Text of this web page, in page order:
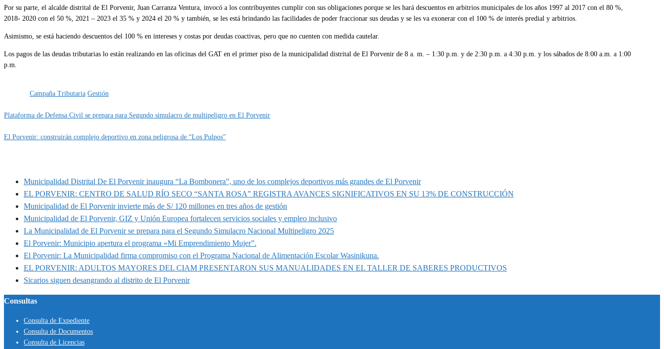
Por su parte, el alcalde distrital de El Porvenir, Juan Carranza Ventura, invocó a los contribuyentes cumplir con sus obligaciones porque se les hará descuentos en arbitrios municipales de los años 1997 al 2017 con el 80 %,
2018- 2020 con el 50 %, 2021 – 2023 el 35 % y 2024 el 20 % y también, se les está brindando las facilidades de poder fraccionar sus deudas y se les va exonerar con el 100 % de interés predial y arbitrios.
Asimismo, se está haciendo descuentos del 100 % en intereses y costas por deudas coactivas, pero que no cuenten con medida cautelar.
Los pagos de las deudas tributarias lo están realizando en las oficinas del GAT en el primer piso de la municipalidad distrital de El Porvenir de 8 a. m. – 1:30 p.m. y de 2:30 p.m. a 4:30 p.m. y los sábados de 8:00 a.m. a 1:00
p.m.
Campaña Tributaria Gestión
Plataforma de Defensa Civil se prepara para Segundo simulacro de multipeligro en El Porvenir
El Porvenir: construirán complejo deportivo en zona peligrosa de “Los Pulpos”
Municipalidad Distrital De El Porvenir inaugura “La Bombonera”, uno de los complejos deportivos más grandes de El Porvenir
EL PORVENIR: CENTRO DE SALUD RÍO SECO “SANTA ROSA” REGISTRA AVANCES SIGNIFICATIVOS EN SU 13% DE CONSTRUCCIÓN
Municipalidad de El Porvenir invierte más de S/ 120 millones en tres años de gestión
Municipalidad de El Porvenir, GIZ y Unión Europea fortalecen servicios sociales y empleo inclusivo
La Municipalidad de El Porvenir se prepara para el Segundo Simulacro Nacional Multipeligro 2025
El Porvenir: Municipio apertura el programa «Mi Emprendimiento Mujer”.
El Porvenir: La Municipalidad firma compromiso con el Programa Nacional de Alimentación Escolar Wasinikuna.
EL PORVENIR: ADULTOS MAYORES DEL CIAM PRESENTARON SUS MANUALIDADES EN EL TALLER DE SABERES PRODUCTIVOS
Sicarios siguen desangrando al distrito de El Porvenir
Consultas
Consulta de Expediente
Consulta de Documentos
Consulta de Licencias